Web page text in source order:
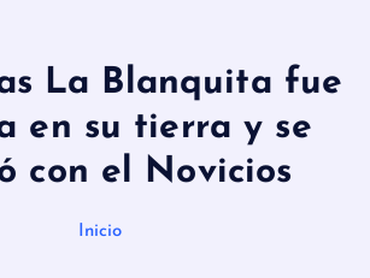
La Blanquita fue
en su tierra y se
con el Novicios
Inicio